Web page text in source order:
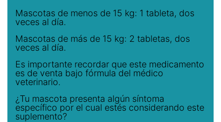
Mascotas de menos de 15 kg: 1 tableta, dos
veces al día.
Mascotas de más de 15 kg: 2 tabletas, dos
veces al día.
Es importante recordar que este medicamento
es de venta bajo fórmula del médico
veterinario.
¿Tu mascota presenta algún síntoma
específico por el cual estés considerando este
suplemento?